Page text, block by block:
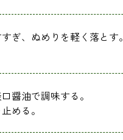
ぎ、ぬめりを軽く落とす。
醤油で調味する。
める。